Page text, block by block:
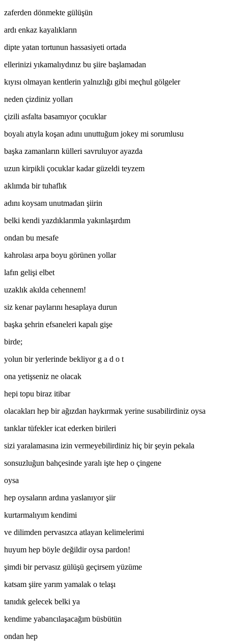
zaferden dönmekte gülüşün
ardı enkaz kayalıkların
dipte yatan tortunun hassasiyeti ortada
ellerinizi yıkamalıydınız bu şiire başlamadan
kıyısı olmayan kentlerin yalnızlığı gibi meçhul gölgeler
neden çizdiniz yolları
çizili asfalta basamıyor çocuklar
boyalı atıyla koşan adını unuttuğum jokey mi sorumlusu
başka zamanların külleri savruluyor ayazda
uzun kirpikli çocuklar kadar güzeldi teyzem
aklımda bir tuhaflık
adını koysam unutmadan şiirin
belki kendi yazdıklarımla yakınlaşırdım
ondan bu mesafe
kahrolası arpa boyu görünen yollar
lafın gelişi elbet
uzaklık akılda cehennem!
siz kenar paylarını hesaplaya durun
başka şehrin efsaneleri kapalı gişe
birde;
yolun bir yerlerinde bekliyor g a d o t
ona yetişseniz ne olacak
hepi topu biraz itibar
olacakları hep bir ağızdan haykırmak yerine susabilirdiniz oysa
tanklar tüfekler icat ederken birileri
sizi yaralamasına izin vermeyebilirdiniz hiç bir şeyin pekala
sonsuzluğun bahçesinde yaralı işte hep o çingene
oysa
hep oysaların ardına yaslanıyor şiir
kurtarmalıyım kendimi
ve dilimden pervasızca atlayan kelimelerimi
huyum hep böyle değildir oysa pardon!
şimdi bir pervasız gülüşü geçirsem yüzüme
katsam şiire yarım yamalak o telaşı
tanıdık gelecek belki ya
kendime yabancılaşacağım büsbütün
ondan hep